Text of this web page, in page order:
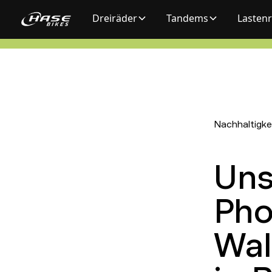
Dreiräder Tandems